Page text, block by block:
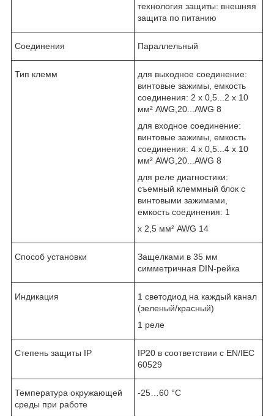
технология защиты: внешняя
защита по питанию
Соединения Параллельный
Тип клемм
для выходное соединение:
винтовые зажимы, емкость
соединения: 2 x 0,5...2 x 10
мм² AWG,20...AWG 8
для входное соединение:
винтовые зажимы, емкость
соединения: 4 x 0,5...4 x 10
мм² AWG,20...AWG 8
для реле диагностики:
съемный клеммный блок с
винтовыми зажимами,
емкость соединения: 1
x 2,5 мм² AWG 14
Способ установки
Защелками в 35 мм
симметричная DIN-рейка
Индикация
1 светодиод на каждый канал
(зеленый/красный)
1 реле
Степень защиты IP
IP20 в соответствии с EN/IEC
60529
Температура окружающей
среды при работе
-25…60 °C